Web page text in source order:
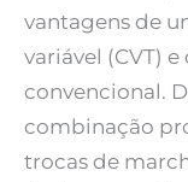
vantagens de
variável (CVT)
convencional.
combinação
trocas de